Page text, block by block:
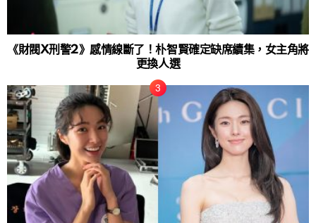
《財閥X刑警2》感情線斷了！朴智賢確定缺席續集，女主角將
更換人選